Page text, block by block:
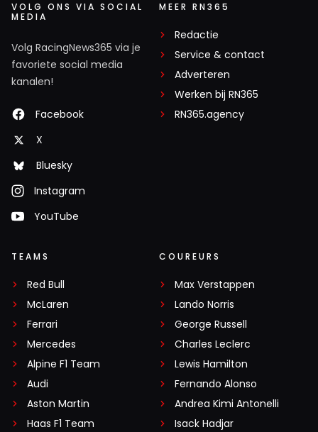
VOLG ONS VIA SOCIAL
MEDIA
Volg RacingNews365 via je
favoriete social media
kanalen!
Facebook
X
Bluesky
Instagram
YouTube
MEER RN365
Redactie
Service & contact
Adverteren
Werken bij RN365
RN365.agency
TEAMS
Red Bull
McLaren
Ferrari
Mercedes
Alpine F1 Team
Audi
Aston Martin
Haas F1 Team
COUREURS
Max Verstappen
Lando Norris
George Russell
Charles Leclerc
Lewis Hamilton
Fernando Alonso
Andrea Kimi Antonelli
Isack Hadjar